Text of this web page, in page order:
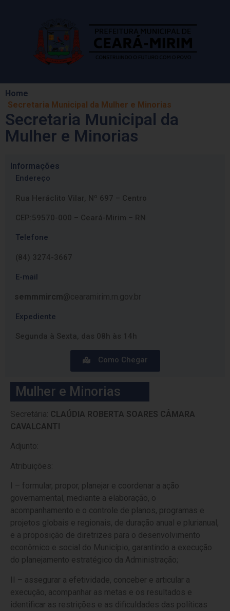
Home
Secretaria Municipal da Mulher e Minorias
Secretaria Municipal da
Mulher e Minorias
Informações
Endereço
Rua Heráclito Vilar, Nº 697 – Centro
CEP:59570-000 – Ceará-Mirim – RN
Telefone
(84) 3274-3667
E-mail
semmmircm@cearamirim.rn.gov.br
Expediente
Segunda à Sexta, das 08h às 14h
Como Chegar
Mulher e Minorias
Secretária: CLAÚDIA ROBERTA SOARES CÂMARA
CAVALCANTI
Adjunto:
Atribuições:
I – formular, propor, planejar e coordenar a ação
governamental, mediante a elaboração, o
acompanhamento e o controle de planos, programas e
projetos globais e regionais, de duração anual e plurianual,
e a proposição de diretrizes para o desenvolvimento
econômico e social do Município, garantindo a execução
do planejamento estratégico da Administração;
II – assegurar a efetividade, conceber e articular a
execução, acompanhar as metas e os resultados e
identificar as restrições e as dificuldades das políticas